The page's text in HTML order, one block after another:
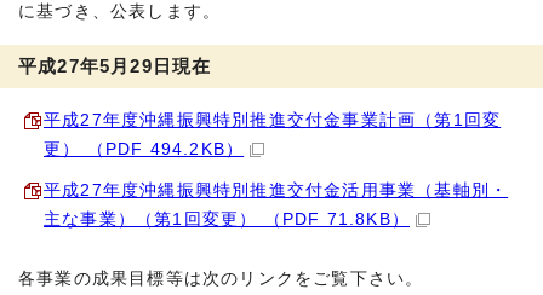
に基づき、公表します。
平成27年5月29日現在
平成27年度沖縄振興特別推進交付金事業計画（第1回変
更） （PDF 494.2KB）
平成27年度沖縄振興特別推進交付金活用事業（基軸別・
主な事業）（第1回変更） （PDF 71.8KB）
各事業の成果目標等は次のリンクをご覧下さい。